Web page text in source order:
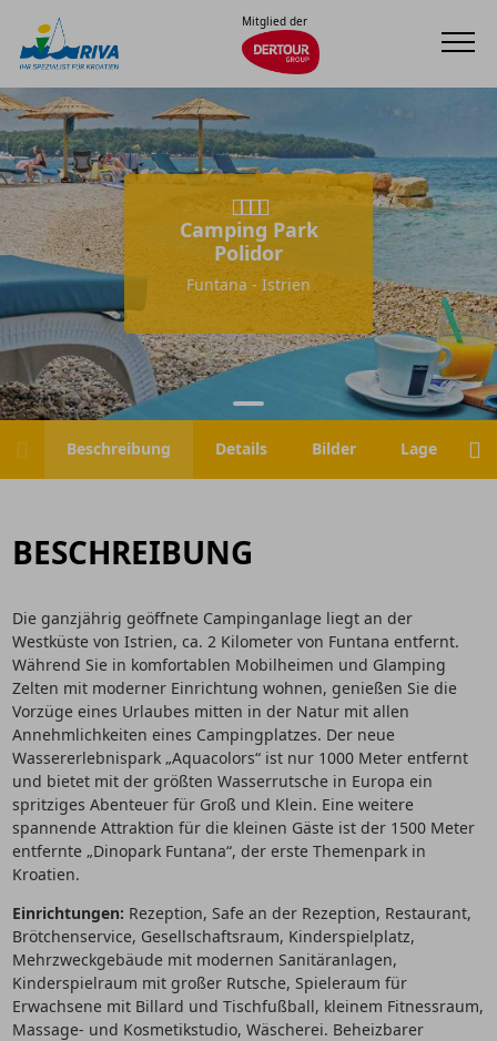
Mitglied der
Camping Park
Polidor
Funtana - Istrien
Beschreibung Details Bilder Lage
BESCHREIBUNG
Die ganzjährig geöffnete Campinganlage liegt an der
Westküste von Istrien, ca. 2 Kilometer von Funtana entfernt.
Während Sie in komfortablen Mobilheimen und Glamping
Zelten mit moderner Einrichtung wohnen, genießen Sie die
Vorzüge eines Urlaubes mitten in der Natur mit allen
Annehmlichkeiten eines Campingplatzes. Der neue
Wassererlebnispark „Aquacolors“ ist nur 1000 Meter entfernt
und bietet mit der größten Wasserrutsche in Europa ein
spritziges Abenteuer für Groß und Klein. Eine weitere
spannende Attraktion für die kleinen Gäste ist der 1500 Meter
entfernte „Dinopark Funtana“, der erste Themenpark in
Kroatien.
Einrichtungen: Rezeption, Safe an der Rezeption, Restaurant,
Brötchenservice, Gesellschaftsraum, Kinderspielplatz,
Mehrzweckgebäude mit modernen Sanitäranlagen,
Kinderspielraum mit großer Rutsche, Spieleraum für
Erwachsene mit Billard und Tischfußball, kleinem Fitnessraum,
Massage- und Kosmetikstudio, Wäscherei. Beheizbarer